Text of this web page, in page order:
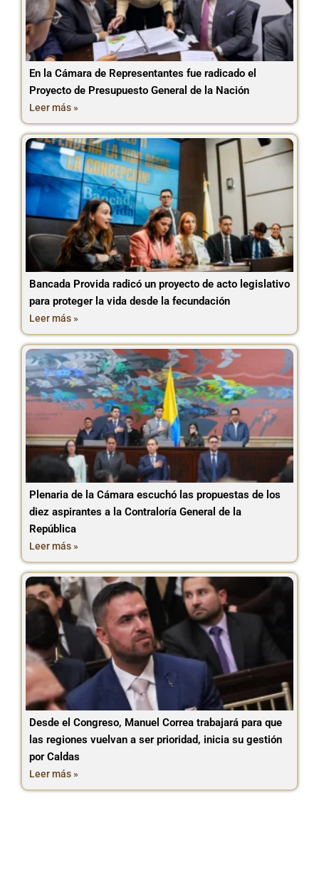
En la Cámara de Representantes fue radicado el
Proyecto de Presupuesto General de la Nación
Leer más »
Bancada Provida radicó un proyecto de acto legislativo
para proteger la vida desde la fecundación
Leer más »
Plenaria de la Cámara escuchó las propuestas de los
diez aspirantes a la Contraloría General de la
República
Leer más »
Desde el Congreso, Manuel Correa trabajará para que
las regiones vuelvan a ser prioridad, inicia su gestión
por Caldas
Leer más »